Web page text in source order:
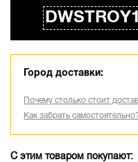
Город доставки:
Почему столько стоит
Как забрать
С этим товаром покупают: